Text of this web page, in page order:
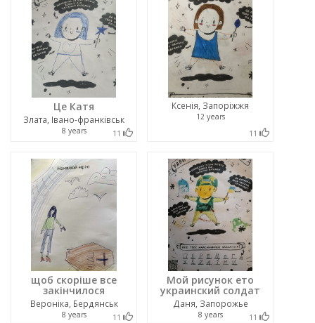
Це Катя
Злата, Івано-франківськ
8 years 11
Ксенія, Запоріжжя
12 years
11
щоб скоріше все
закінчилося
Вероніка, Бердянськ
8 years 11
Мой рисунок ето
украинский солдат
Даня, Запорожье
8 years 11